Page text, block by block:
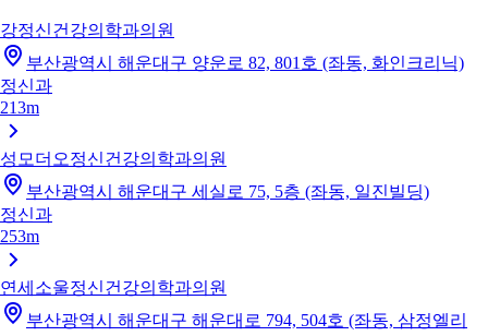
강정신건강의학과의원
부산광역시 해운대구 양운로 82, 801호 (좌동, 화인크리닉)
정신과
213m
성모더오정신건강의학과의원
부산광역시 해운대구 세실로 75, 5층 (좌동, 일진빌딩)
정신과
253m
연세소울정신건강의학과의원
부산광역시 해운대구 해운대로 794, 504호 (좌동, 삼정엘리